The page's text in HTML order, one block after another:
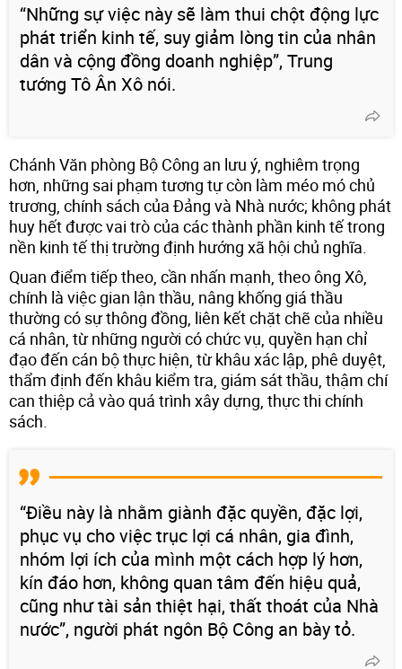
“Những sự việc này sẽ làm thui chột động lực
phát triển kinh tế, suy giảm lòng tin của nhân
dân và cộng đồng doanh nghiệp”, Trung
tướng Tô Ân Xô nói.
Chánh Văn phòng Bộ Công an lưu ý, nghiêm trọng
hơn, những sai phạm tương tự còn làm méo mó chủ
trương, chính sách của Đảng và Nhà nước; không phát
huy hết được vai trò của các thành phần kinh tế trong
nền kinh tế thị trường định hướng xã hội chủ nghĩa.
Quan điểm tiếp theo, cần nhấn mạnh, theo ông Xô,
chính là việc gian lận thầu, nâng khống giá thầu
thường có sự thông đồng, liên kết chặt chẽ của nhiều
cá nhân, từ những người có chức vụ, quyền hạn chỉ
đạo đến cán bộ thực hiện, từ khâu xác lập, phê duyệt,
thẩm định đến khâu kiểm tra, giám sát thầu, thậm chí
can thiệp cả vào quá trình xây dựng, thực thi chính
sách.
“Điều này là nhằm giành đặc quyền, đặc lợi,
phục vụ cho việc trục lợi cá nhân, gia đình,
nhóm lợi ích của mình một cách hợp lý hơn,
kín đáo hơn, không quan tâm đến hiệu quả,
cũng như tài sản thiệt hại, thất thoát của Nhà
nước”, người phát ngôn Bộ Công an bày tỏ.